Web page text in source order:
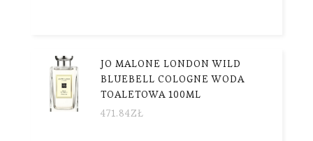
JO MALONE LONDON WILD
BLUEBELL COLOGNE WODA
TOALETOWA 100ML
471.84ZŁ